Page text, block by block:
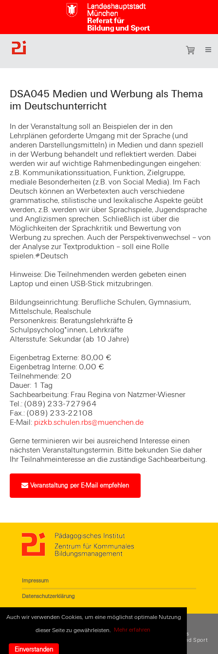
Auch wir verwenden Cookies, um eine möglichst optimale Nutzung
dieser Seite zu gewährleisten. Mehr erfahren
Einverstanden
DSA045 Medien und Werbung als Thema
im Deutschunterricht
In der Veranstaltung soll an Beispielen der in den
Lehrplänen geforderte Umgang mit der Sprache (und
anderen Darstellungsmitteln) in Medien und dann speziell
in der Werbung behandelt und reflektiert werden. Dabei
werden wir auf wichtige Rahmenbedingungen eingehen:
z.B. Kommunikationssituation, Funktion, Zielgruppe,
mediale Besonderheiten (z.B. von Social Media). Im Fach
Deutsch können an Werbetexten auch verschiedene
grammatische, stilistische und lexikalische Aspekte geübt
werden, z.B. werden wir über Sprachspiele, Jugendsprache
und Anglizismen sprechen. Schließlich ist über die
Möglichkeiten der Sprachkritik und Bewertung von
Werbung zu sprechen. Auch der Perspektivenwechsel – von
der Analyse zur Textproduktion – soll eine Rolle
spielen.#Deutsch
Hinweise: Die Teilnehmenden werden gebeten einen
Laptop und einen USB-Stick mitzubringen.
Bildungseinrichtung: Berufliche Schulen, Gymnasium,
Mittelschule, Realschule
Personenkreis: Beratungslehrkräfte &
Schulpsycholog*innen, Lehrkräfte
Altersstufe: Sekundar (ab 10 Jahre)
Eigenbetrag Externe: 80,00 €
Eigenbetrag Interne: 0,00 €
Teilnehmende: 20
Dauer: 1 Tag
Sachbearbeitung: Frau Regina von Natzmer-Wiesner
Tel.: (089) 233-727964
Fax.: (089) 233-22108
E-Mail: pizkb.schulen.rbs@muenchen.de
Gerne terminieren wir bei ausreichend Interesse einen
nächsten Veranstaltungstermin. Bitte bekunden Sie daher
Ihr Teilnahmeinteresse an die zuständige Sachbearbeitung.
Veranstaltung per E-Mail empfehlen
Impressum
Datenschutzerklärung
© 2018Pädagogisches Institut - Zentrum für Kommunales
Referats für Bildung und Sport